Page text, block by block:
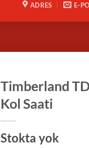
ADRES E-
Timberland
Kol Saati
Stokta yok